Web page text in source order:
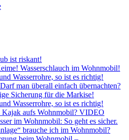
ist riskant!
Wasserschlauch im Wohnmobil!
Wasserrohre, so ist es richtig!
man überall einfach übernachten?
Sicherung für die Markise!
Wasserrohre, so ist es richtig!
Kajak aufs Wohnmobil? VIDEO
im Wohnmobil: So geht es sicher.
brauche ich im Wohnmobil?